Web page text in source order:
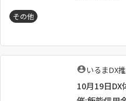
その他
執
者
：
いるまDX
10月19日DX